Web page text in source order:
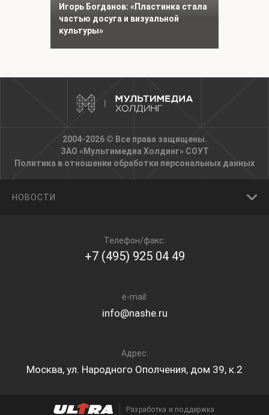
Игорь Богданов: «Пластинка стала
частью досуга и визуальной
культуры»
2004-2026 © Все права защищены.
ЗАО «Мультимедиа Холдинг» СОУТ
Политика в отношении обработки персональных данных
НОВОСТИ
Телефон/факс:
+7 (495) 925 04 49
e-mail:
info@nashe.ru
Адрес:
Москва, ул. Народного Ополчения, дом 39, к.2
Разработка и поддержка